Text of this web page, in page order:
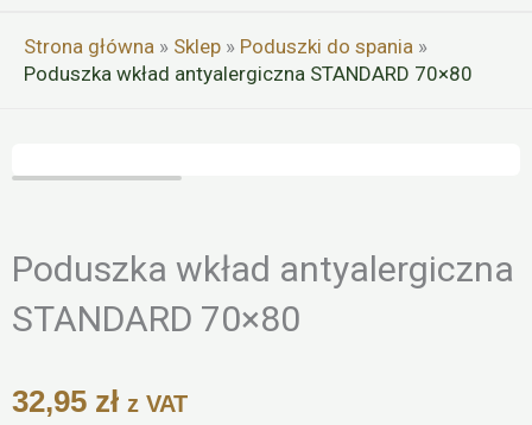
Strona główna » Sklep » Poduszki do spania »
Poduszka wkład antyalergiczna STANDARD 70×80
Poduszka wkład antyalergiczna
STANDARD 70×80
32,95 zł z VAT